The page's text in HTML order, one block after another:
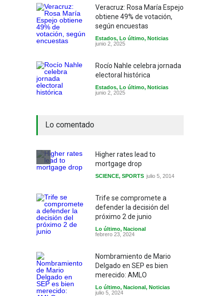
Veracruz: Rosa María Espejo
obtiene 49% de votación,
según encuestas
Estados, Lo último, Noticias
junio 2, 2025
Rocío Nahle celebra jornada
electoral histórica
Estados, Lo último, Noticias
junio 2, 2025
Lo comentado
Higher rates lead to
mortgage drop
SCIENCE, SPORTS julio 5, 2014
Trife se compromete a
defender la decisión del
próximo 2 de junio
Lo último, Nacional
febrero 23, 2024
Nombramiento de Mario
Delgado en SEP es bien
merecido: AMLO
Lo último, Nacional, Noticias
julio 5, 2024